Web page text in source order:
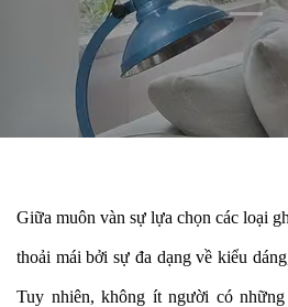
Giữa muôn vàn sự lựa chọn các loại
thoải mái bởi sự đa dạng về kiểu
Tuy nhiên, không ít người có